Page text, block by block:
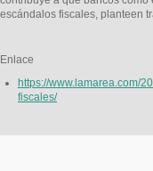
escándalos fiscales, planteen
Enlace
https://www.lamarea.com/
fiscales/